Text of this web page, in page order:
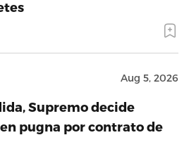
Aug 5, 2026
Supremo decide
pugna por contrato de